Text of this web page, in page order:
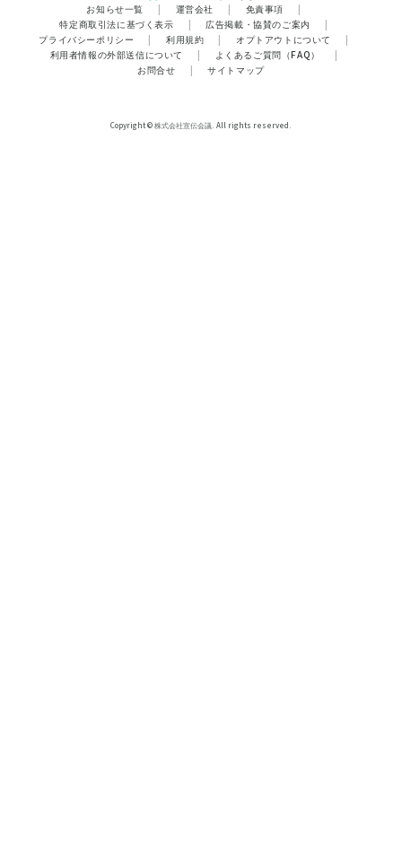
お知らせ一覧 | 運営会社 | 免責事項
|
特定商取引法に基づく表示
| 広告掲載・協賛のご案内
|
プライバシーポリシー
| 利用規約 | オプトアウトについて
|
利用者情報の外部送信について
| よくあるご質問（FAQ）
|
お問合せ
| サイトマップ
Copyright © 株式会社宣伝会議. All rights reserved.